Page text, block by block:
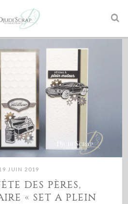
JUIN 2019
DES PÈRES,
« SET A PLEIN